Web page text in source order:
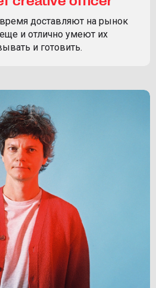
доставляют на рынок
и отлично умеют их
и готовить.